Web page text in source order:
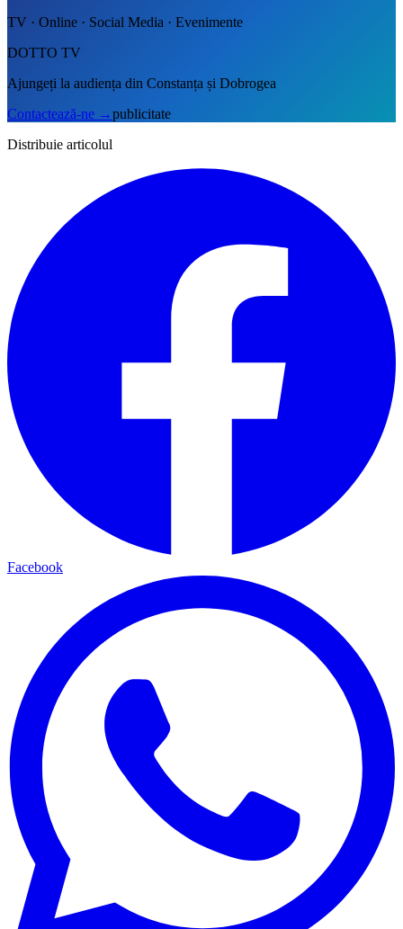
TV · Online · Social Media · Evenimente
DOTTO TV
Ajungeți la audiența din Constanța și Dobrogea
Contactează-ne →publicitate
Distribuie articolul
Facebook